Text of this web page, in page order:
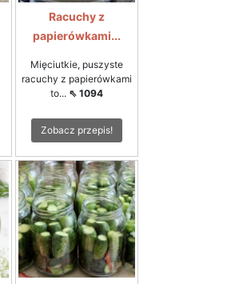
Racuchy z
papierówkami...
Mięciutkie, puszyste
racuchy z papierówkami
to... ⇖ 1094
Zobacz przepis!